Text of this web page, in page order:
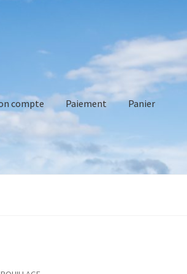
compte Paiement Panier